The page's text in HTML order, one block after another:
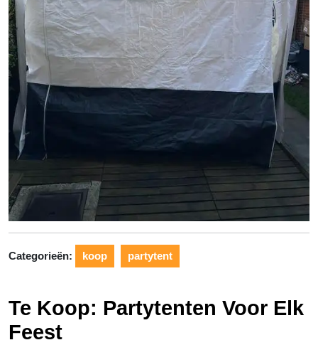
Categorieën: koop partytent
Te Koop: Partytenten Voor Elk
Feest